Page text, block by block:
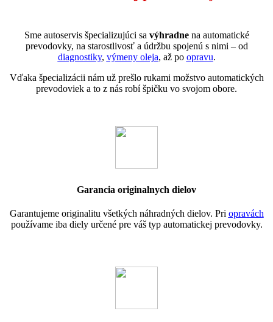
Sme autoservis špecializujúci sa výhradnena automatické
prevodovky, na starostlivosť a údržbu spojenú s nimi – od
diagnostiky, výmeny oleja, až po opravu.
Vďaka špecializácii nám už prešlo rukami možstvo automatických
prevodoviek a to z nás robí špičku vo svojom obore.
Garancia originalnych dielov
Garantujeme originalitu všetkých náhradných dielov. Pri opravách
používame iba diely určené pre váš typ automatickej prevodovky.